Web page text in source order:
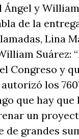
y
de la
Lina
Suárez:
Congreso y
los
que hay
un
grandes